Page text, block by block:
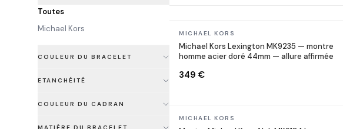
Toutes
Michael Kors
COULEUR DU BRACELET
ETANCHÉITÉ
COULEUR DU CADRAN
En stock
MICHAEL KORS
Michael Kors Lexington MK9235 — montre
homme acier doré 44mm — allure affirmée
349 €
En stock
MICHAEL KORS